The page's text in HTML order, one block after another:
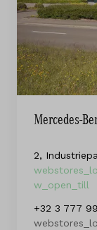
Mercedes-
2,
w_open_till
+32 3 777